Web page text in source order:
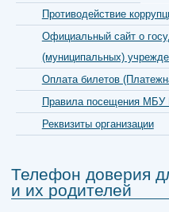
Противодействие
Официальный сайт о
(муниципальных)
Оплата билетов
Правила посещения МБУ
Реквизиты организации
Телефон доверия
и их родителей